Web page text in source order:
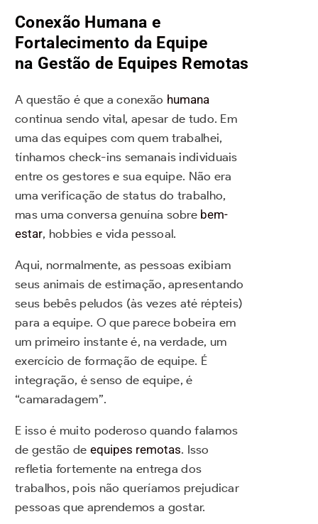
Conexão Humana e
Fortalecimento da Equipe
na Gestão de Equipes Remotas
A questão é que a conexão humana
continua sendo vital, apesar de tudo. Em
uma das equipes com quem trabalhei,
tínhamos check-ins semanais individuais
entre os gestores e sua equipe. Não era
uma verificação de status do trabalho,
mas uma conversa genuína sobre bem-
estar, hobbies e vida pessoal.
Aqui, normalmente, as pessoas exibiam
seus animais de estimação, apresentando
seus bebês peludos (às vezes até répteis)
para a equipe. O que parece bobeira em
um primeiro instante é, na verdade, um
exercício de formação de equipe. É
integração, é senso de equipe, é
“camaradagem”.
E isso é muito poderoso quando falamos
de gestão de equipes remotas. Isso
refletia fortemente na entrega dos
trabalhos, pois não queríamos prejudicar
pessoas que aprendemos a gostar.